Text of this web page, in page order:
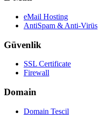
eMail Hosting
AntiSpam & Anti-Virüs
Güvenlik
SSL Certificate
Firewall
Domain
Domain Tescil